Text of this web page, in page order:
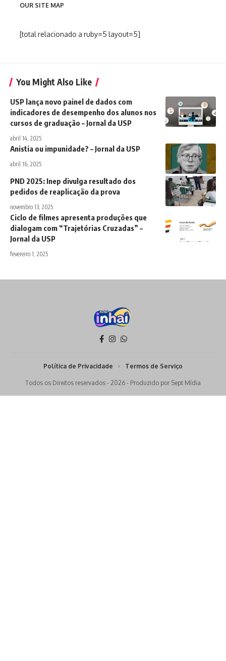
OUR SITE MAP
[total relacionado a ruby=5 layout=5]
You Might Also Like
USP lança novo painel de dados com
indicadores de desempenho dos alunos nos
cursos de graduação – Jornal da USP
abril 14, 2025
Anistia ou impunidade? – Jornal da USP
abril 16, 2025
PND 2025: Inep divulga resultado dos
pedidos de reaplicação da prova
novembro 13, 2025
Ciclo de filmes apresenta produções que
dialogam com “Trajetórias Cruzadas” –
Jornal da USP
fevereiro 1, 2025
Todos os Direitos reservados - 2026 - Produzido por Sept Mídia
Política de Privacidade Termos de Serviço